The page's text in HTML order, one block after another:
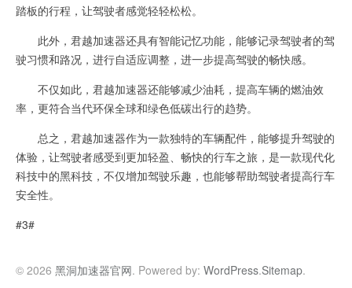
踏板的行程，让驾驶者感觉轻轻松松。
此外，君越加速器还具有智能记忆功能，能够记录驾驶者的驾
驶习惯和路况，进行自适应调整，进一步提高驾驶的畅快感。
不仅如此，君越加速器还能够减少油耗，提高车辆的燃油效
率，更符合当代环保全球和绿色低碳出行的趋势。
总之，君越加速器作为一款独特的车辆配件，能够提升驾驶的
体验，让驾驶者感受到更加轻盈、畅快的行车之旅，是一款现代化
科技中的黑科技，不仅增加驾驶乐趣，也能够帮助驾驶者提高行车
安全性。
#3#
© 2026 黑洞加速器官网. Powered by: WordPress.Sitemap.